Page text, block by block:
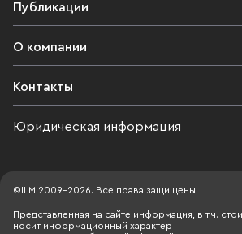
Публикации
О компании
Контакты
Юридическая информация
©ILM 2009-2026. Все права защищены
Представленная на сайте информация, в т.ч.
носит информационный характер